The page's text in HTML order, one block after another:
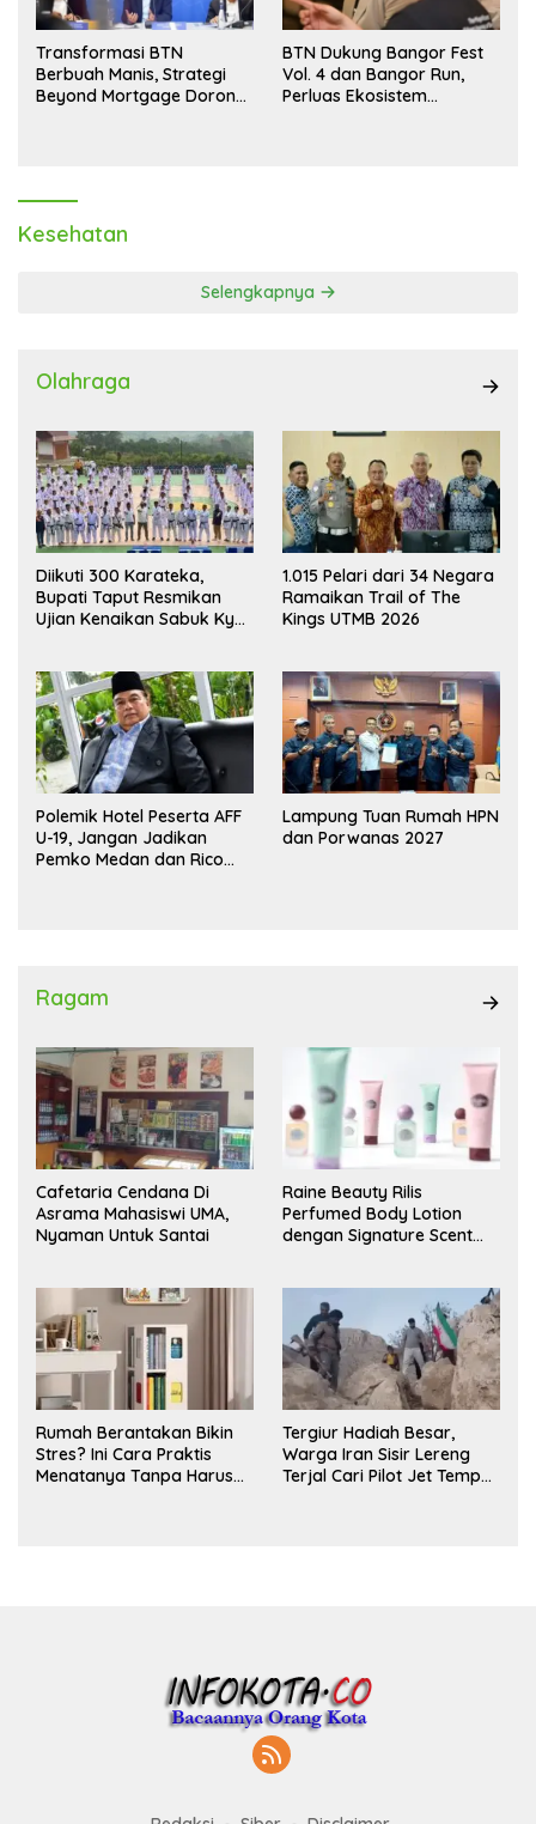
Transformasi BTN
Berbuah Manis, Strategi
Beyond Mortgage Dorong
BTN Dukung Bangor Fest
Vol. 4 dan Bangor Run,
Perluas Ekosistem
Kesehatan
Selengkapnya
Olahraga
Diikuti 300 Karateka,
Bupati Taput Resmikan
Ujian Kenaikan Sabuk Kyu
1.015 Pelari dari 34 Negara
Ramaikan Trail of The
Kings UTMB 2026
Polemik Hotel Peserta AFF
U-19, Jangan Jadikan
Pemko Medan dan Rico
Lampung Tuan Rumah HPN
dan Porwanas 2027
Ragam
Cafetaria Cendana Di
Asrama Mahasiswi UMA,
Nyaman Untuk Santai
Raine Beauty Rilis
Perfumed Body Lotion
dengan Signature Scent
Rumah Berantakan Bikin
Stres? Ini Cara Praktis
Menatanya Tanpa Harus
Tergiur Hadiah Besar,
Warga Iran Sisir Lereng
Terjal Cari Pilot Jet Tempur